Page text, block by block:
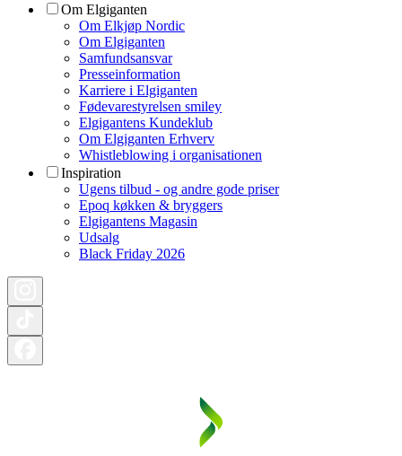
Om Elgiganten
Om Elkjøp Nordic
Om Elgiganten
Samfundsansvar
Presseinformation
Karriere i Elgiganten
Fødevarestyrelsen smiley
Elgigantens Kundeklub
Om Elgiganten Erhverv
Whistleblowing i organisationen
Inspiration
Ugens tilbud - og andre gode priser
Epoq køkken & bryggers
Elgigantens Magasin
Udsalg
Black Friday 2026